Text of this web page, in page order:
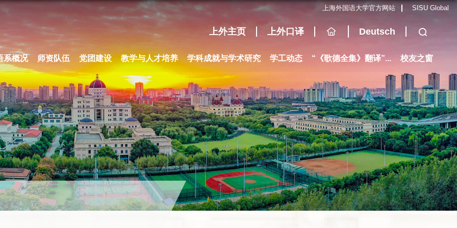
上海外国语大学官方网站 SISU Global
上外主页 上外口译 Deutsch
系概况 师资队伍 党团建设 教学与人才培养 学科成就与学术研究 学工动态 “《歌德全集》翻译”... 校友之窗